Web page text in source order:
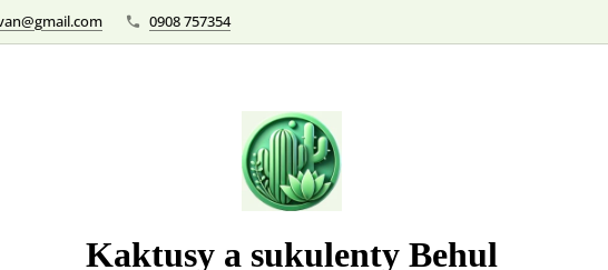
0908 757354
Kaktusy a sukulenty Behul